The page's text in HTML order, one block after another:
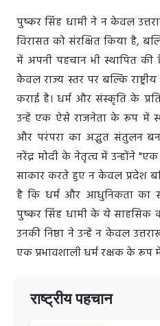
पुष्कर सिंह धामी ने न केवल
विरासत को संरक्षित किया है,
में अपनी पहचान भी स्थापित
केवल राज्य स्तर पर बल्कि
कराई है। धर्म और संस्कृति के
उन्हें एक ऐसे राजनेता के रूप में
और परंपरा का अद्भुत संतुलन
नरेंद्र मोदी के नेतृत्व में उन्होंने
साकार करते हुए न केवल प्रदेश
है कि धर्म और आधुनिकता का
पुष्कर सिंह धामी के ये साहसिक
उनकी निष्ठा ने उन्हें न केवल
एक प्रभावशाली धर्म रक्षक के रूप
राष्ट्रीय पहचान